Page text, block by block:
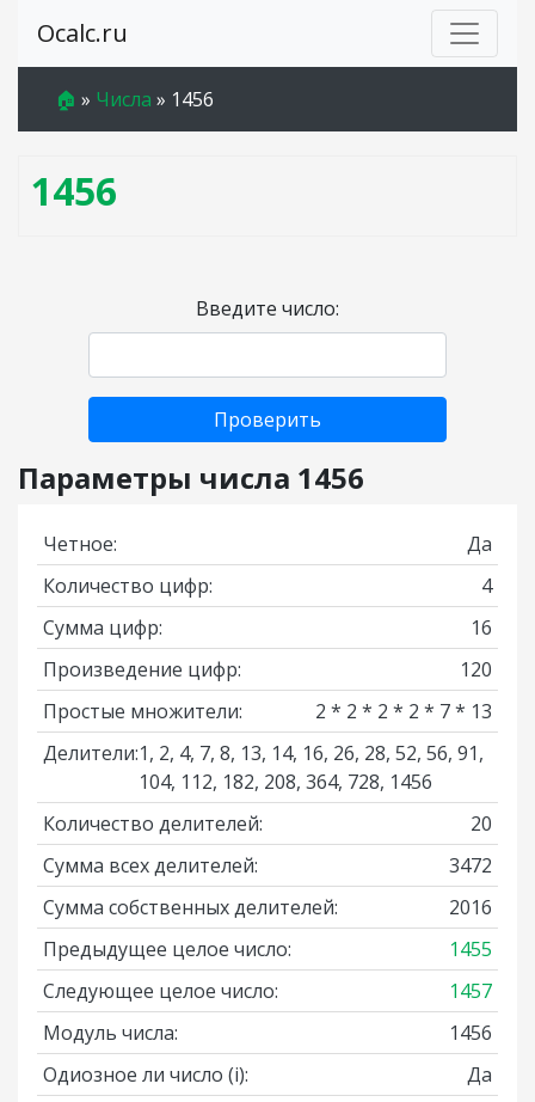
Ocalc.ru
🏠 » Числа » 1456
1456
Введите число:
Проверить
Параметры числа 1456
Четное:
Да
Количество цифр:
4
Сумма цифр:
16
Произведение цифр:
120
Простые множители:
2 * 2 * 2 * 2 * 7 * 13
Делители:1, 2, 4, 7, 8, 13, 14, 16, 26, 28, 52, 56, 91,
104, 112, 182, 208, 364, 728, 1456
Количество делителей:
20
Сумма всех делителей:
3472
Сумма собственных делителей:
2016
Предыдущее целое число:
1455
Следующее целое число:
1457
Модуль числа:
1456
Одиозное ли число (i):
Да